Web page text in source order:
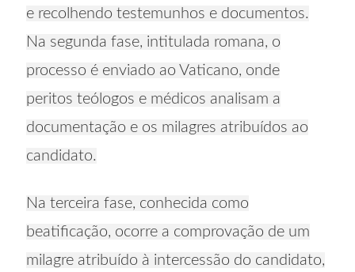
e recolhendo testemunhos e documentos.
Na segunda fase, intitulada romana, o
processo é enviado ao Vaticano, onde
peritos teólogos e médicos analisam a
documentação e os milagres atribuídos ao
candidato.
Na terceira fase, conhecida como
beatificação, ocorre a comprovação de um
milagre atribuído à intercessão do candidato,